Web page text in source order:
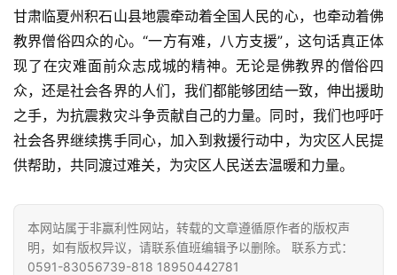
甘肃临夏州积石山县地震牵动着全国人民的心，也牵动着佛
教界僧俗四众的心。“一方有难，八方支援”，这句话真正体
现了在灾难面前众志成城的精神。无论是佛教界的僧俗四
众，还是社会各界的人们，我们都能够团结一致，伸出援助
之手，为抗震救灾斗争贡献自己的力量。同时，我们也呼吁
社会各界继续携手同心，加入到救援行动中，为灾区人民提
供帮助，共同渡过难关，为灾区人民送去温暖和力量。
本网站属于非赢利性网站，转载的文章遵循原作者的版权声
明，如有版权异议，请联系值班编辑予以删除。 联系方式：
0591-83056739-818 18950442781